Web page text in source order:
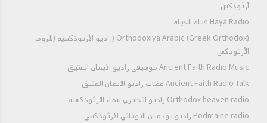
أرثوذكس
Haya Radio قناه الحياه
Orthodoxiya Arabic (Greek Orthodox) (راديو الأرثوذكسية (للروم
الأرثودكس
Ancient Faith Radio Music موسيقي راديو الايمان العتيق
Ancient Faith Radio Talk عظات راديو الايمان العتيق
Orthodox heaven radio راديو انجليزي سماء الارثوذكسيه
Podmaine radio راديو بودمين اليوناني الارثوذكسي